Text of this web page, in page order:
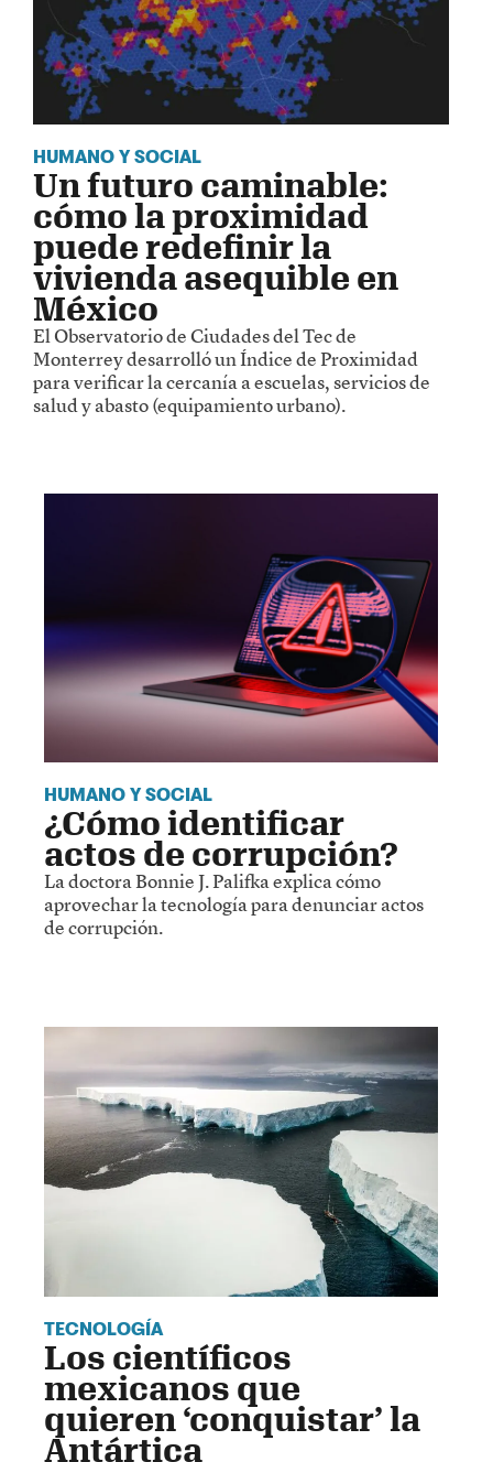
HUMANO Y SOCIAL
Un futuro caminable:
cómo la proximidad
puede redefinir la
vivienda asequible en
México
El Observatorio de Ciudades del Tec de
Monterrey desarrolló un Índice de Proximidad
para verificar la cercanía a escuelas, servicios de
salud y abasto (equipamiento urbano).
HUMANO Y SOCIAL
¿Cómo identificar
actos de corrupción?
La doctora Bonnie J. Palifka explica cómo
aprovechar la tecnología para denunciar actos
de corrupción.
TECNOLOGÍA
Los científicos
mexicanos que
quieren ‘conquistar’ la
Antártica